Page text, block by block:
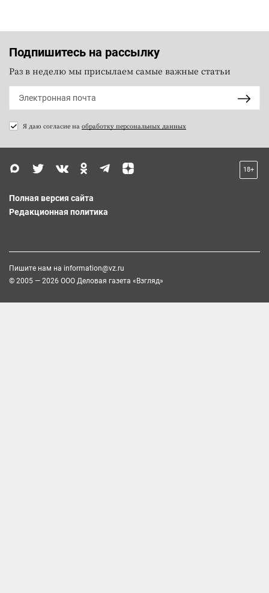
Подпишитесь на рассылку
Раз в неделю мы присылаем самые важные статьи
Я даю согласие на обработку персональных данных
18+
Полная версия сайта
Редакционная политика
Пишите нам на information@vz.ru
© 2005 — 2026 ООО Деловая газета «Взгляд»